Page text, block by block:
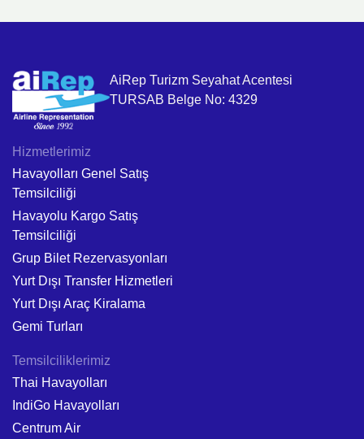
AiRep Turizm Seyahat Acentesi
TURSAB Belge No: 4329
Hizmetlerimiz
Havayolları Genel Satış
Temsilciliği
Havayolu Kargo Satış
Temsilciliği
Grup Bilet Rezervasyonları
Yurt Dışı Transfer Hizmetleri
Yurt Dışı Araç Kiralama
Gemi Turları
Temsilciliklerimiz
Thai Havayolları
IndiGo Havayolları
Centrum Air